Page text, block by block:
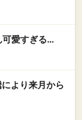
可愛すぎる…
より来月から